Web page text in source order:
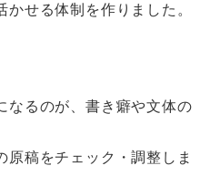
せる体制を作りました。
なるのが、書き癖や文体の
原稿をチェック・調整しま